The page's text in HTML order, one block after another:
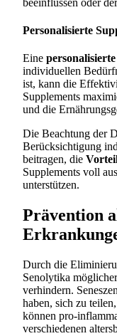
beeinflussen oder
Personalisierte
Eine
individuellen
ist, kann die
Supplements
und die
Die Beachtung der
Berücksichtigung
beitragen, die
Supplements voll
unterstützen.
Prävention
Durch die
Senolytika
verhindern.
haben, sich zu
können pro-
verschiedenen